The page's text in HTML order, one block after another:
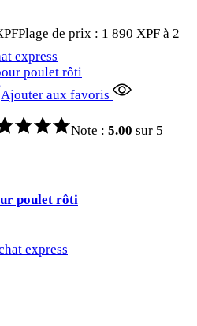
Plage de prix : 1 890 XPF à 2
express
Ajouter aux favoris
Note : 5.00 sur 5
poulet rôti
express